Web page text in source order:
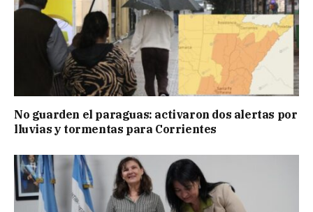
No guarden el paraguas: activaron dos alertas por
lluvias y tormentas para Corrientes